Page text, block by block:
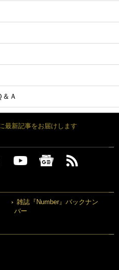
Ａ
最新記事をお届けします
雑誌『Number』バックナン
バー